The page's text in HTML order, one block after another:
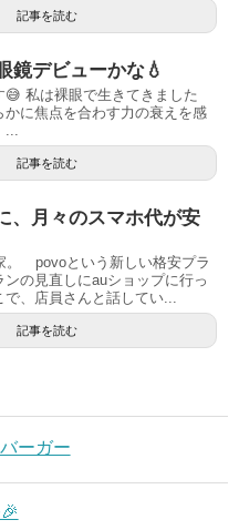
記事を読む
鏡デビューかな💧
😅 私は裸眼で生きてきました
かに焦点を合わす力の衰えを感
...
記事を読む
、月々のスマホ代が安
。 povoという新しい格安プラ
ンの見直しにauショップに行っ
、店員さんと話してい...
記事を読む
ーガー